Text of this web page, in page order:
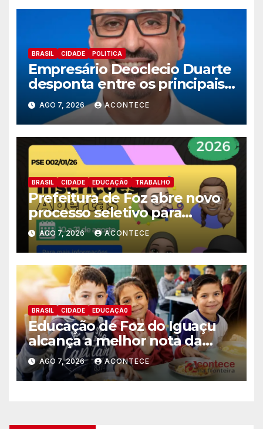
BRASIL CIDADE POLITICA
Empresário Deoclecio Duarte
desponta entre os principais
nomes do União Brasil para
deputado estadual
AGO 7, 2026 ACONTECE
BRASIL CIDADE EDUCAÇÃ0 TRABALHO
Prefeitura de Foz abre novo
processo seletivo para
estagiários
AGO 7, 2026 ACONTECE
BRASIL CIDADE EDUCAÇÃ0
Educação de Foz do Iguaçu
alcança a melhor nota da
história no IDEB
AGO 7, 2026 ACONTECE